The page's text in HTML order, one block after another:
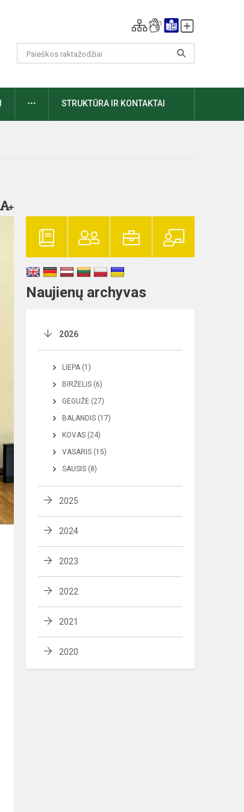
DAUGIAUSTRUKTŪRA IR KONTAKTAI
Naujienų archyvas
2026
LIEPA (1)
BIRŽELIS (6)
GEGUŽĖ (27)
BALANDIS (17)
KOVAS (24)
VASARIS (15)
SAUSIS (8)
2025
2024
2023
2022
2021
2020